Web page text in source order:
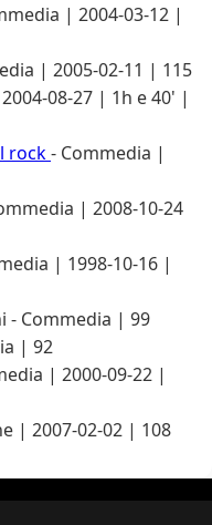
| 2004-03-12 |
| 2005-02-11 | 115
08-27 | 1h e 40' |
rock- Commedia |
| 2008-10-24
| 1998-10-16 |
- Commedia | 99
| 92
| 2000-09-22 |
| 2007-02-02 | 108